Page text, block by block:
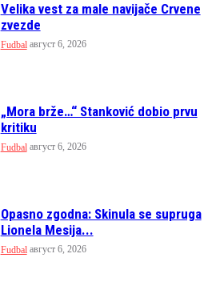
Velika vest za male navijače Crvene
zvezde
Fudbal август 6, 2026
„Mora brže…“ Stanković dobio prvu
kritiku
Fudbal август 6, 2026
Opasno zgodna: Skinula se supruga
Lionela Mesija...
Fudbal август 6, 2026